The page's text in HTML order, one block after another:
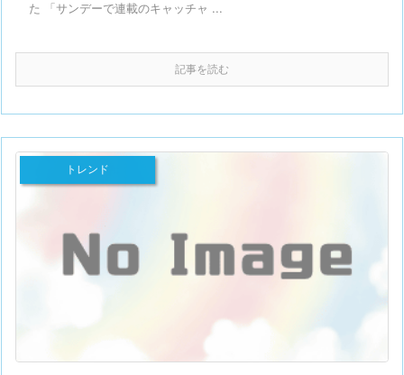
た 「サンデーで連載のキャッチャ ...
記事を読む
トレンド